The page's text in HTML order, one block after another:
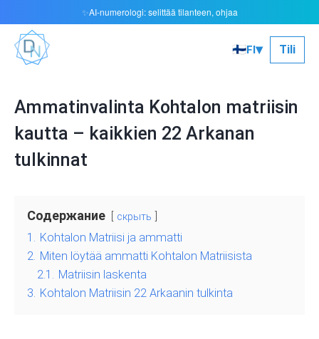
🇫🇮FI▾ Tili
Ammatinvalinta Kohtalon matriisin
kautta – kaikkien 22 Arkanan
tulkinnat
Содержание скрыть
1. Kohtalon Matriisi ja ammatti
2. Miten löytää ammatti Kohtalon Matriisista
2.1. Matriisin laskenta
3. Kohtalon Matriisin 22 Arkaanin tulkinta
✨AI-numerologi: selittää tilanteen, ohjaa